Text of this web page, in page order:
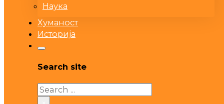
Наука
Хуманост
Историја
Search site
Search